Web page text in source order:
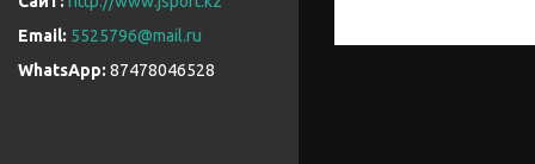
5525796@mail.ru
87478046528